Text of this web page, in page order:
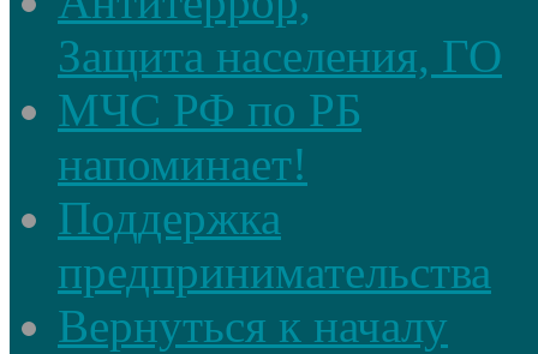
Защита населения, ГО
МЧС РФ по РБ
напоминает!
Поддержка
предпринимательства
Вернуться к началу